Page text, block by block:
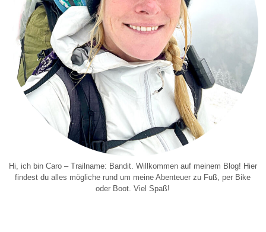
Hi, ich bin Caro – Trailname: Bandit. Willkommen auf meinem Blog! Hier
findest du alles mögliche rund um meine Abenteuer zu Fuß, per Bike
oder Boot. Viel Spaß!